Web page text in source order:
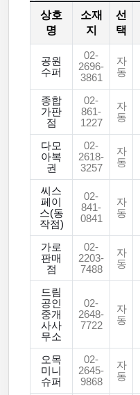
상호
명
소재
지
선
택
공원
수퍼
02-
2696-
3861
자
동
종합
가판
점
02-
861-
1227
자
동
다모
아복
권
02-
2618-
3257
자
동
씨스
페이
스(동
작점)
02-
841-
0841
자
동
가로
판매
점
02-
2203-
7488
자
동
드림
공인
중개
사사
무소
02-
2648-
7722
자
동
오목
미니
슈퍼
02-
2645-
9868
자
동